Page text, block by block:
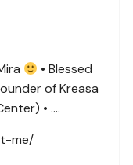
• Blessed
of Kreasa
• ….
me/